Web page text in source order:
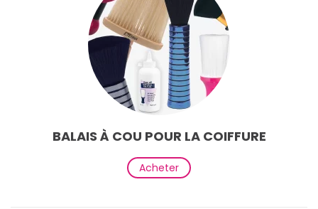
BALAIS À COU POUR LA COIFFURE
Acheter